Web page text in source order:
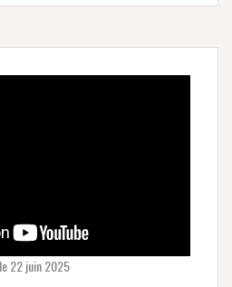
22 juin 2025